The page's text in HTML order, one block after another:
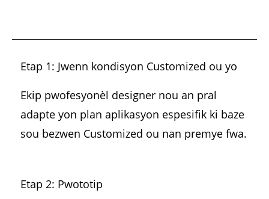
Etap 1: Jwenn kondisyon Customized ou yo
Ekip pwofesyonèl designer nou an pral
adapte yon plan aplikasyon espesifik ki baze
sou bezwen Customized ou nan premye fwa.
Etap 2: Pwototip